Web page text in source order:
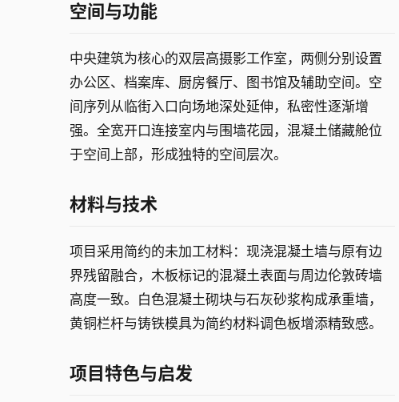
空间与功能
中央建筑为核心的双层高摄影工作室，两侧分别设置
办公区、档案库、厨房餐厅、图书馆及辅助空间。空
间序列从临街入口向场地深处延伸，私密性逐渐增
强。全宽开口连接室内与围墙花园，混凝土储藏舱位
于空间上部，形成独特的空间层次。
材料与技术
项目采用简约的未加工材料：现浇混凝土墙与原有边
界残留融合，木板标记的混凝土表面与周边伦敦砖墙
高度一致。白色混凝土砌块与石灰砂浆构成承重墙，
黄铜栏杆与铸铁模具为简约材料调色板增添精致感。
项目特色与启发